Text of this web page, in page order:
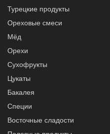
Турецкие продукты
Ореховые смеси
Мёд
Орехи
Сухофрукты
Цукаты
Бакалея
Специи
Восточные сладости